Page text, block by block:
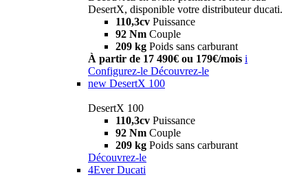
DesertX, disponible votre distributeur ducati.
110,3cv Puissance
92 Nm Couple
209 kg Poids sans carburant
À partir de 17 490€ ou 179€/mois i
Configurez-le Découvrez-le
new DesertX 100
DesertX 100
110,3cv Puissance
92 Nm Couple
209 kg Poids sans carburant
Découvrez-le
4Ever Ducati